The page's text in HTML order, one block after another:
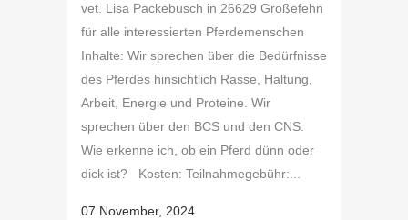
vet. Lisa Packebusch in 26629 Großefehn
für alle interessierten Pferdemenschen
Inhalte: Wir sprechen über die Bedürfnisse
des Pferdes hinsichtlich Rasse, Haltung,
Arbeit, Energie und Proteine. Wir
sprechen über den BCS und den CNS.
Wie erkenne ich, ob ein Pferd dünn oder
dick ist? Kosten: Teilnahmegebühr:...
07 November, 2024